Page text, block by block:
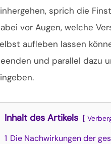
sprich die
vor Augen, welche
aufleben lassen
und parallel dazu
Inhalt des Artikels
1 Die Nachwirkungen der